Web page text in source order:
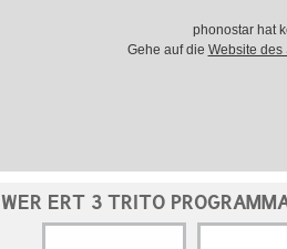
phonostar hat
Gehe auf die Website des
WER ERT 3 TRITO